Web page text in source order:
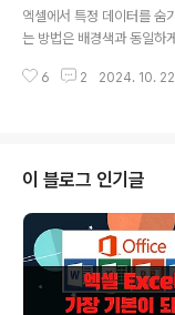
▼ 먼저 엑셀에서 셀 병합
법에 대해 알아 보겠습니다.
4개의 메뉴가 나타납니다.
엑셀에서 특정 데이터를 숨
는 방법은 배경색과 동일하
형식을 이용하는 것입니다.
영역을 선택하고 Ctrl + 1
상자를 띄웁니다. 셀 서식
[사용자 지정]을 선택합니
론을 입력합니다. 바로 위
가 사라진 것을 알 수 있습
만 입력..
6 2 2024. 10.
이 블로그 인기글